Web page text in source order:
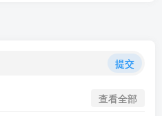
提交
查看全部